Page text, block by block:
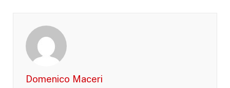
Domenico Maceri